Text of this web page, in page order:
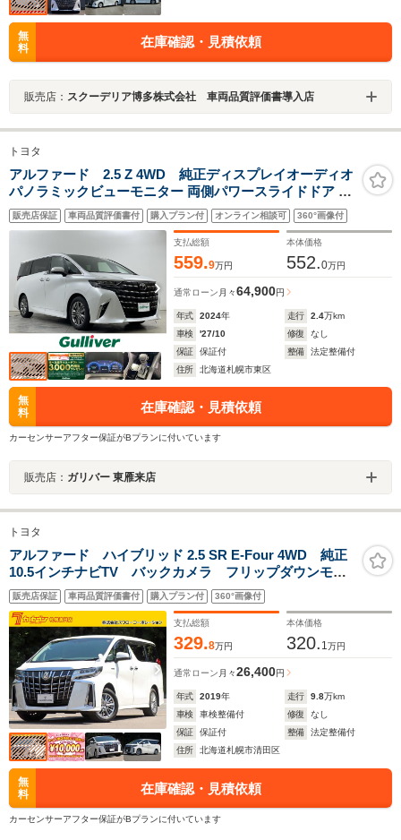
無
料
在庫確認・見積依頼
販売店： スクーデリア博多株式会社 車両品質評価書導入店
トヨタ
アルファード 2.5 Z 4WD 純正ディスプレイオーディオ
パノラミックビューモニター 両側パワースライドドア パ
ワーバックドア プリクラッシュセーフティ レーダークル
ーズコントロール 黒皮シート ETC2 0パワーシート/シー
販売店保証 車両品質評価書付 購入プラン付 オンライン相談可 360°画像付
支払総額
559.9万円
本体価格
552.0万円
通常ローン 月々64,900円
年式 2024年 走行 2.4万km
車検
'27/10 修復
なし
保証
保証付 整備
法定整備付
住所
北海道札幌市東区
無
料
在庫確認・見積依頼
カーセンサーアフター保証がBプランに付いています
販売店： ガリバー 東雁来店
トヨタ
アルファード ハイブリッド 2.5 SR E-Four 4WD 純正
10.5インチナビTV バックカメラ フリップダウンモニ
ター デジタルインナーミラー ブラインドスポットモ
ニター 黒革シート シートヒーター シートエアコ
ン パワーバックドア メモリーパワーシート
販売店保証 車両品質評価書付 購入プラン付 360°画像付
支払総額
329.8万円
本体価格
320. 1万円
通常ローン 月々26,400円
年式 2019年 走行 9.8万km
車検
車検整備付 修復
なし
保証
保証付 整備
法定整備付
住所
北海道札幌市清田区
無
料
在庫確認・見積依頼
カーセンサーアフター保証がBプランに付いています